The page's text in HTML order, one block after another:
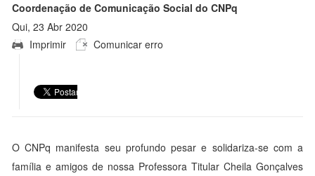
Coordenação de Comunicação Social do CNPq
Qui, 23 Abr 2020
13:55:00 -0300
Imprimir Comunicar erro
O CNPq manifesta seu profundo pesar e solidariza-se com a
família e amigos de nossa Professora Titular Cheila Gonçalves